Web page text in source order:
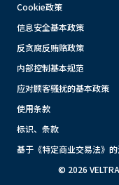
Cookie政策
信息安全基本政策
反贪腐反贿赂政策
内部控制基本规范
应对顾客骚扰的基本政策
使用条款
标识、条款
基于《特定商业交易法》
© 2026